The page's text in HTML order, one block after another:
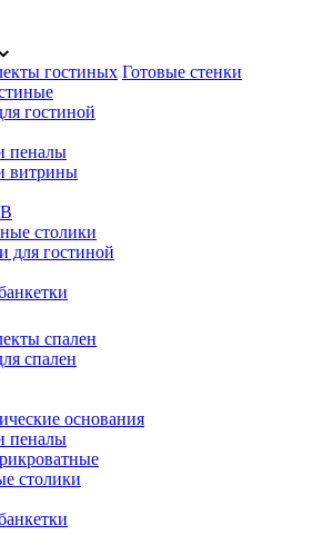
гостиных Готовые стенки
гостиной
пеналы
витрины
столики
для гостиной
спален
спален
основания
пеналы
столики